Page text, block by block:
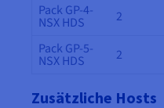
Pack GP-4-
NSX HDS 2
Pack GP-5-
NSX HDS 2
Zusätzliche Hosts